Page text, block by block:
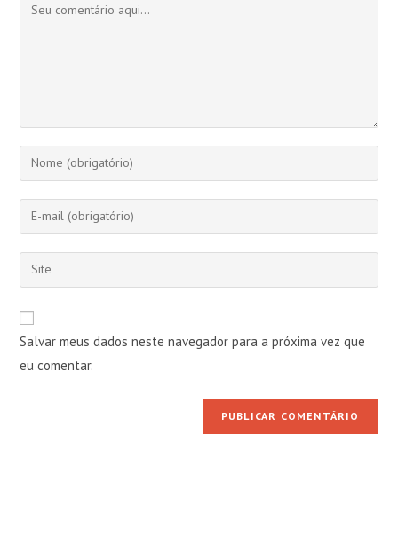
Comentário
Digite
seu
nome
ou
de
usuário
para
comentar
Digite
seu
endereço
de
para
comentar
Digite
o
do
seu
site
Salvar meus dados neste navegador para a próxima vez que
eu comentar.